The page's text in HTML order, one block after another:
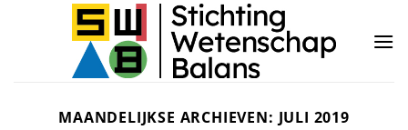
MAANDELIJKSE ARCHIEVEN: JULI 2019